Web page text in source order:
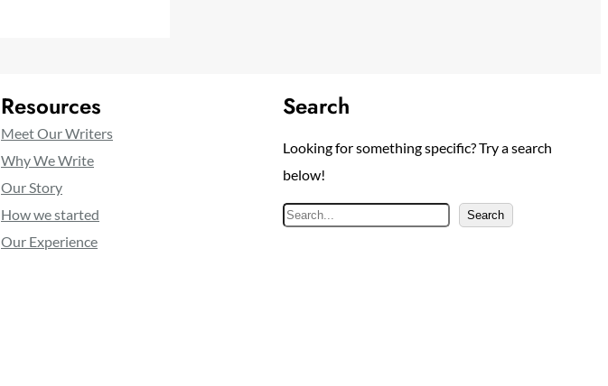
Resources
Meet Our Writers
Why We Write
Our Story
How we started
Our Experience
Search
Looking for something specific? Try a search
below!
S
Search